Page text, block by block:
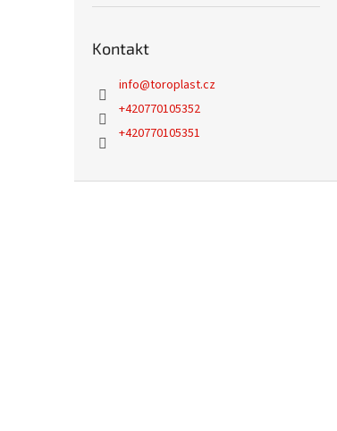
Kontakt
info@toroplast.cz
+420770105352
+420770105351